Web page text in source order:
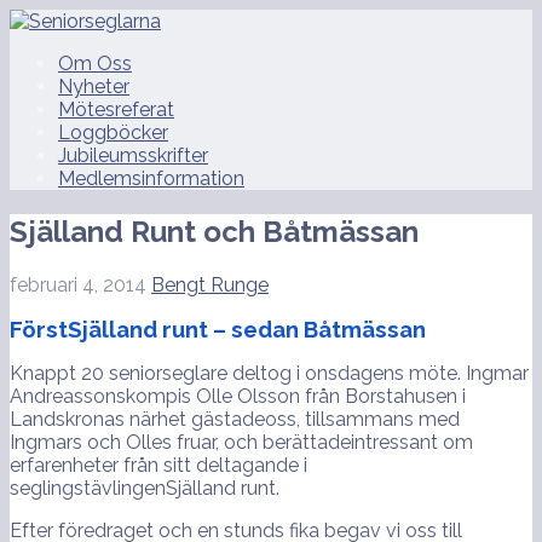
Hoppa
innehållOm Oss
Nyheter
Mötesreferat
Loggböcker
Jubileumsskrifter
Medlemsinformation
Själland Runt och Båtmässan
februari 4, 2014 Bengt Runge
FörstSjälland runt – sedan Båtmässan
Knappt 20 seniorseglare deltog i onsdagens möte. Ingmar
Andreassonskompis Olle Olsson från Borstahusen i
Landskronas närhet gästadeoss, tillsammans med
Ingmars och Olles fruar, och berättadeintressant om
erfarenheter från sitt deltagande i
seglingstävlingenSjälland runt.
Efter föredraget och en stunds fika begav vi oss till